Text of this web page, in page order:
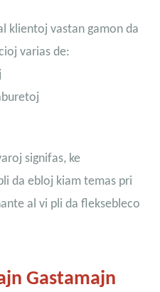
klientoj vastan gamon da
varias de:
signifas, ke
da ebloj kiam temas pri
al vi pli da fleksebleco
Gastamajn